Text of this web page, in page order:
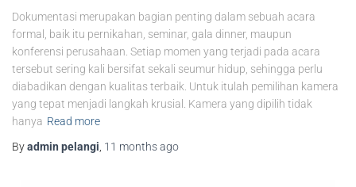
Dokumentasi merupakan bagian penting dalam sebuah acara
formal, baik itu pernikahan, seminar, gala dinner, maupun
konferensi perusahaan. Setiap momen yang terjadi pada acara
tersebut sering kali bersifat sekali seumur hidup, sehingga perlu
diabadikan dengan kualitas terbaik. Untuk itulah pemilihan kamera
yang tepat menjadi langkah krusial. Kamera yang dipilih tidak
hanya Read more
Byadmin pelangi 11 monthsago